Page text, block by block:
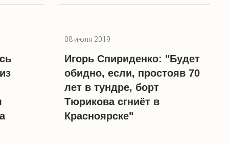
08 июля 2019
Игорь Спириденко: "Будет
обидно, если, простояв 70
лет в тундре, борт
Тюрикова сгниёт в
Красноярске"